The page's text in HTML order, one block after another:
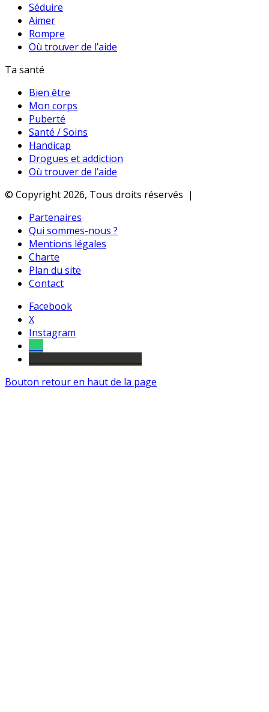
Séduire
Aimer
Rompre
Où trouver de l’aide
Ta santé
Bien être
Mon corps
Puberté
Santé / Soins
Handicap
Drogues et addiction
Où trouver de l’aide
© Copyright 2026, Tous droits réservés |
Partenaires
Qui sommes-nous ?
Mentions légales
Charte
Plan du site
Contact
Facebook
X
Instagram
Bouton retour en haut de la page